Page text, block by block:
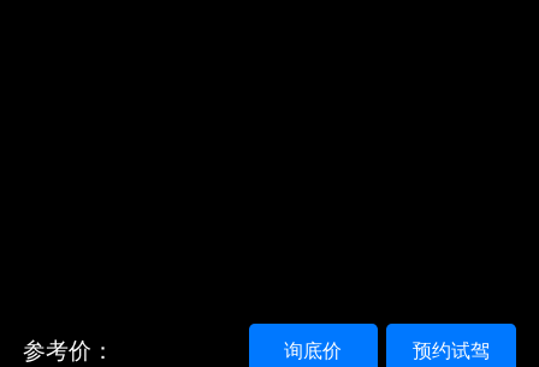
参考价： 预约试驾
询底价